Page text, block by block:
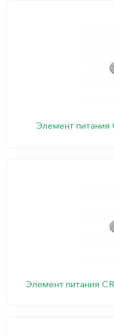
Элемент питания
Элемент питания